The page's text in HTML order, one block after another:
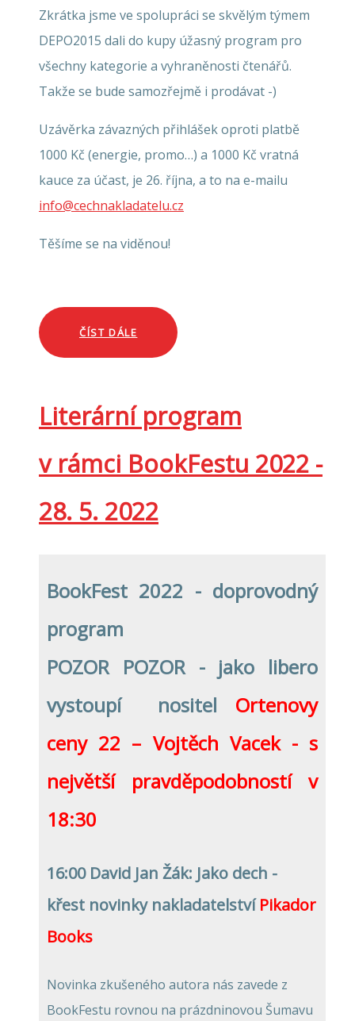
Zkrátka jsme ve spolupráci se skvělým týmem
DEPO2015 dali do kupy úžasný program pro
všechny kategorie a vyhraněnosti čtenářů.
Takže se bude samozřejmě i prodávat -)
Uzávěrka závazných přihlášek oproti platbě
1000 Kč (energie, promo…) a 1000 Kč vratná
kauce za účast, je 26. října, a to na e-mailu
info@cechnakladatelu.cz
Těšíme se na viděnou!
ČÍST DÁLE
Literární program
v rámci BookFestu 2022 -
28. 5. 2022
BookFest 2022 - doprovodný
program
POZOR POZOR - jako libero
vystoupí nositel Ortenovy
ceny 22 – Vojtěch Vacek - s
největší pravděpodobností v
18:30
16:00 David Jan Žák: Jako dech -
křest novinky nakladatelstvíPikador
Books
Novinka zkušeného autora nás zavede z
BookFestu rovnou na prázdninovou Šumavu